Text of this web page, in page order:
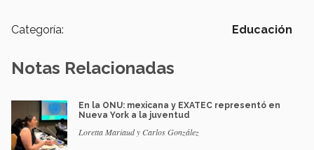
Categoría: Educación
Notas Relacionadas
En la ONU: mexicana y EXATEC representó en
Nueva York a la juventud
Loretta Mariaud y Carlos González